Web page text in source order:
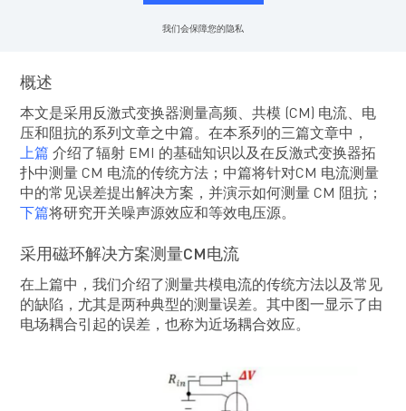
我们会保障您的隐私
概述
本文是采用反激式变换器测量高频、共模 (CM) 电流、电
压和阻抗的系列文章之中篇。在本系列的三篇文章中，
上篇 介绍了辐射 EMI 的基础知识以及在反激式变换器拓
扑中测量 CM 电流的传统方法；中篇将针对CM 电流测量
中的常见误差提出解决方案，并演示如何测量 CM 阻抗；
下篇将研究开关噪声源效应和等效电压源。
采用磁环解决方案测量CM电流
在上篇中，我们介绍了测量共模电流的传统方法以及常见
的缺陷，尤其是两种典型的测量误差。其中图一显示了由
电场耦合引起的误差，也称为近场耦合效应。